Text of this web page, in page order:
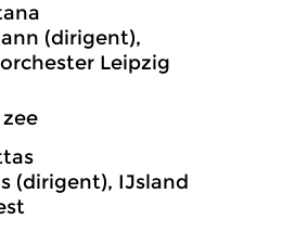
(dirigent),
Leipzig
(dirigent), IJsland